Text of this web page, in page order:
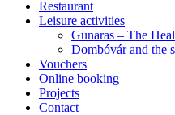
Restaurant
Leisure activities
Gunaras – The
Dombóvár and the
Vouchers
Online booking
Projects
Contact